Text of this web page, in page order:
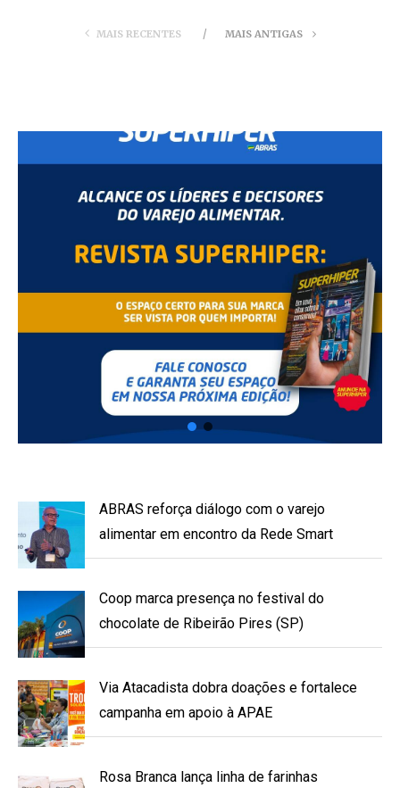
MAIS RECENTES MAIS ANTIGAS
ABRAS reforça diálogo com o varejo
alimentar em encontro da Rede Smart
Coop marca presença no festival do
chocolate de Ribeirão Pires (SP)
Via Atacadista dobra doações e fortalece
campanha em apoio à APAE
Rosa Branca lança linha de farinhas